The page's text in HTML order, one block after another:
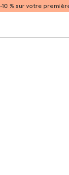
% sur votre